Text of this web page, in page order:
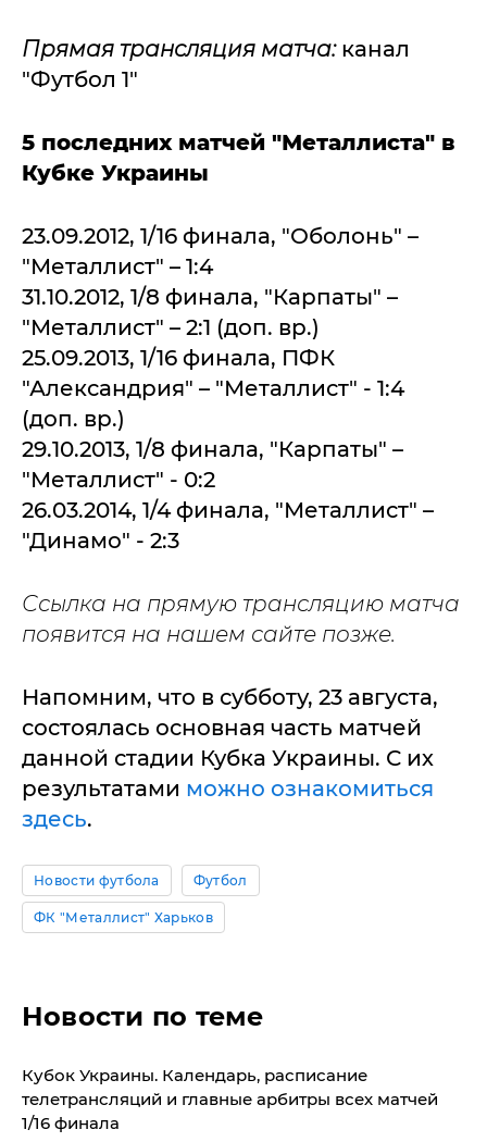
Прямая трансляция матча:канал
"Футбол 1"
5 последних матчей "Металлиста" в
Кубке Украины
23.09.2012, 1/16 финала, "Оболонь" –
"Металлист" – 1:4
31.10.2012, 1/8 финала, "Карпаты" –
"Металлист" – 2:1 (доп. вр.)
25.09.2013, 1/16 финала, ПФК
"Александрия" – "Металлист" - 1:4
(доп. вр.)
29.10.2013, 1/8 финала, "Карпаты" –
"Металлист" - 0:2
26.03.2014, 1/4 финала, "Металлист" –
"Динамо" - 2:3
Ссылка на прямую трансляцию матча
появится на нашем сайте позже.
Напомним, что в субботу, 23 августа,
состоялась основная часть матчей
данной стадии Кубка Украины. С их
результатами можно ознакомиться
здесь.
Новости футбола Футбол
ФК "Металлист" Харьков
Новости по теме
Кубок Украины. Календарь, расписание
телетрансляций и главные арбитры всех матчей
1/16 финала